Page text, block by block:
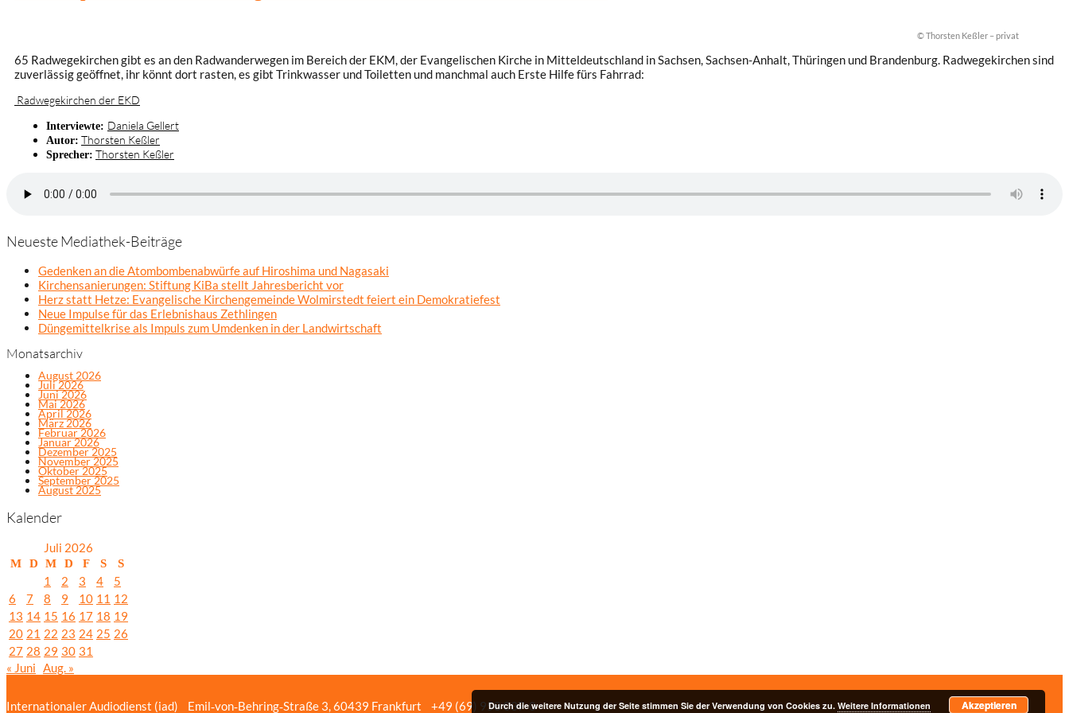
© Thorsten Keßler – privat
65 Radwegekirchen gibt es an den Radwanderwegen im Bereich der EKM, der Evangelischen Kirche in Mitteldeutschland in Sachsen, Sachsen-Anhalt, Thüringen und Brandenburg. Radwegekirchen sind
zuverlässig geöffnet, ihr könnt dort rasten, es gibt Trinkwasser und Toiletten und manchmal auch Erste Hilfe fürs Fahrrad:
Radwegekirchen der EKD
Interviewte: Daniela Gellert
Autor: Thorsten Keßler
Sprecher: Thorsten Keßler
Neueste Mediathek-Beiträge
Gedenken an die Atombombenabwürfe auf Hiroshima und Nagasaki
Kirchensanierungen: Stiftung KiBa stellt Jahresbericht vor
Herz statt Hetze: Evangelische Kirchengemeinde Wolmirstedt feiert ein Demokratiefest
Neue Impulse für das Erlebnishaus Zethlingen
Düngemittelkrise als Impuls zum Umdenken in der Landwirtschaft
Monatsarchiv
August 2026
Juli 2026
Juni 2026
Mai 2026
April 2026
März 2026
Februar 2026
Januar 2026
Dezember 2025
November 2025
Oktober 2025
September 2025
August 2025
Kalender
Juli 2026
M D M D F S S
1 2 3 4
5
6
7 8 9 10 11 12
13 14 15 16 17 18 19
20 21 22 23 24 25 26
27 28 29 30 31
« Juni Aug. »
Internationaler Audiodienst (iad) Emil‑von‑Behring‑Straße 3, 60439 Frankfurt +49 (69) 958 037‑0Bildnachweise Impressum/Datenschutzerklärung
Durch die weitere Nutzung der Seite stimmen Sie der Verwendung von Cookies zu. Weitere Informationen Akzeptieren